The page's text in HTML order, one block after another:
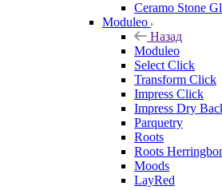
Ceramo Stone
Moduleo
Назад
Moduleo
Select Click
Transform Click
Impress Click
Impress Dry
Parquetry
Roots
Roots
Moods
LayRed